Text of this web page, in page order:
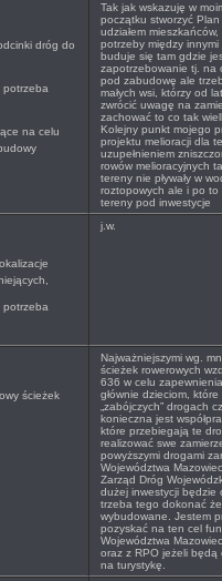
dróg do
potrzeba
na celu
Tak jak wskazuję w
początku stworzyć
udziałem
potrzeby między
buduje się tam gdzie
zapotrzebowanie tj. na
pod zabudowę ale
małych wsi, którzy od
zwrócić uwagę na
zachować to co tak
Kolejny punkt mojego
projektu melioracji dla
uzupełnieniem
rowów melioracyjnych
tereny nie pływały w
roztopowych ale i po
tereny pod inwestycje
potrzeba
j.w.
ścieżek
Najważniejszymi wg.
ścieżek rowerowych
636 w celu
głównie dzieciom,
„zabójczych” drogach
konieczna jest
które przebiegają te
realizować swe
powyższymi drogami
Województwa
Zarząd Dróg
dużej inwestycji będzie
trzeba tego dokonać
wybudowane. Jestem
pozyskać na ten cel
Województwa
oraz z RPO jeżeli będą
na turystykę.